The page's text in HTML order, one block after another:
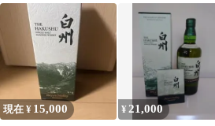
子
現在 ¥ 15,000 ¥ 21,000